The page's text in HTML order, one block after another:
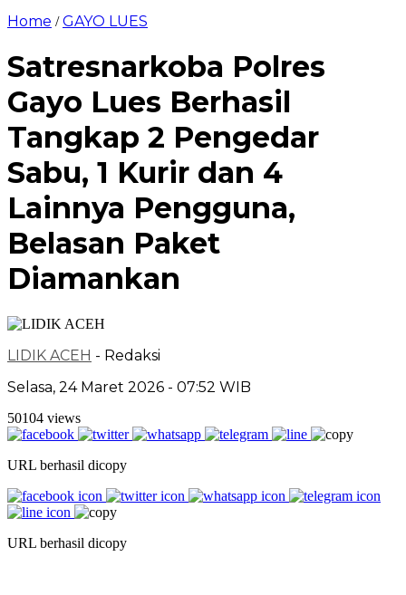
Home /GAYO LUES
Satresnarkoba Polres
Gayo Lues Berhasil
Tangkap 2 Pengedar
Sabu, 1 Kurir dan 4
Lainnya Pengguna,
Belasan Paket
Diamankan
LIDIK ACEH - Redaksi
Selasa, 24 Maret 2026 - 07:52 WIB
50104 views
URL berhasil dicopy
URL berhasil dicopy